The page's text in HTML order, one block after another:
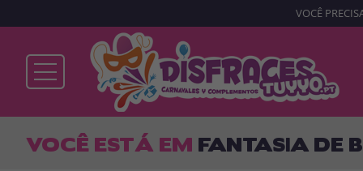
Já sou cliente
VOCÊ
VOCÊ ESTÁ EM FANTASIA DE